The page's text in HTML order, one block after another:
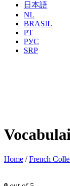
日本語
NL
BRASIL
PT
РУС
SRP
Home /French